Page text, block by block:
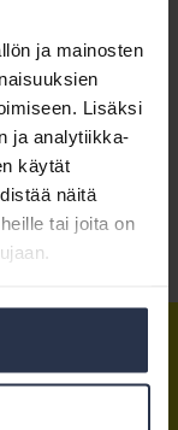
ja mainosten
Lisäksi
ja analytiikka-
käytät
näitä
tai joita on